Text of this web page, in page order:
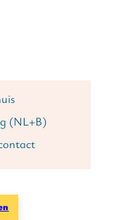
(NL+B)